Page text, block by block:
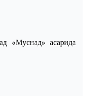
«Муснад» асарида